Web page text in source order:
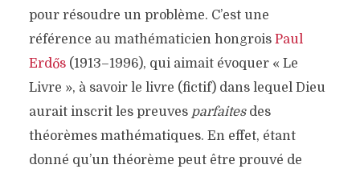
pour résoudre un problème. C’est une
référence au mathématicien hongrois Paul
Erdős(1913–1996), qui aimait évoquer « Le
Livre », à savoir le livre (fictif) dans lequel Dieu
aurait inscrit les preuves parfaitesdes
théorèmes mathématiques. En effet, étant
donné qu’un théorème peut être prouvé de